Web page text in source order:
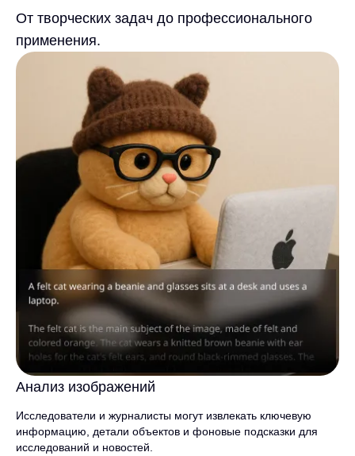
От творческих задач до профессионального
применения.
Анализ изображений
Исследователи и журналисты могут извлекать ключевую
информацию, детали объектов и фоновые подсказки для
исследований и новостей.